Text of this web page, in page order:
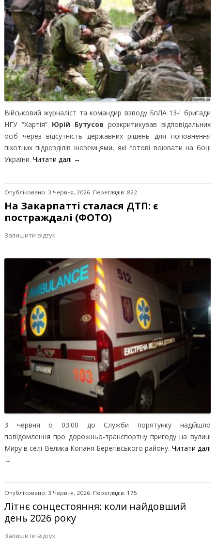
Військовий журналіст та командир взводу БпЛА 13-ї бригади
НГУ “Хартія” Юрій Бутусов розкритикував відповідальних
осіб через відсутність державних рішень для поповнення
піхотних підрозділів іноземцями, які готові воювати на боці
України. Читати далі →
Опубліковано: 3 Червня, 2026. Переглядів: 822
На Закарпатті сталася ДТП: є
постраждалі (ФОТО)
Залишити відгук
3 червня о 03:00 до Служби порятунку надійшло
повідомлення про дорожньо-транспортну пригоду на вулиці
Миру в селі Велика Копаня Берегівського району. Читати далі
→
Опубліковано: 3 Червня, 2026. Переглядів: 175
Літнє сонцестояння: коли найдовший
день 2026 року
Залишити відгук